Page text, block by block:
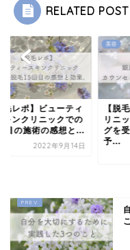
RELATED POST
毛レポ】ビューティ
キンクリニックでの
目の施術の感想と...
2022年9月14日
美容
【脱
リニ
グを
予...